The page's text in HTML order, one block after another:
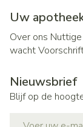
Uw
Over ons
wacht
Nieuwsbrief
Blijf op de